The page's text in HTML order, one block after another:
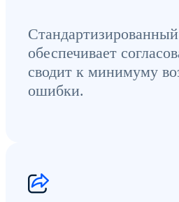
обеспечивает
сводит к минимуму
ошибки.